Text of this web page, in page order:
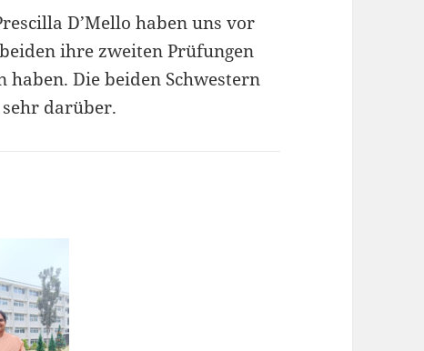
D’Mello haben uns vor
ihre zweiten Prüfungen
haben. Die beiden Schwestern
darüber.